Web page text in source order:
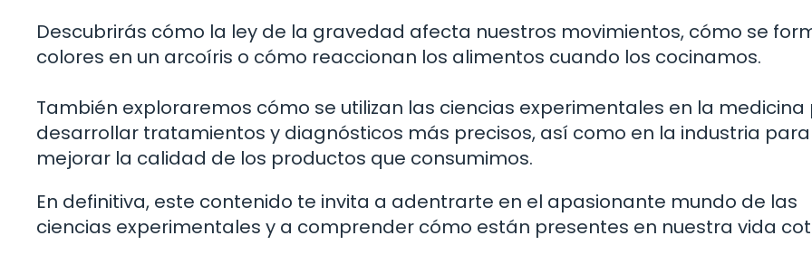
Descubrirás cómo la ley de la gravedad afecta nuestros movimientos, cómo se
colores en un arcoíris o cómo reaccionan los alimentos cuando los cocinamos.
También exploraremos cómo se utilizan las ciencias experimentales en la
desarrollar tratamientos y diagnósticos más precisos, así como en la industria para
mejorar la calidad de los productos que consumimos.
En definitiva, este contenido te invita a adentrarte en el apasionante mundo de las
ciencias experimentales y a comprender cómo están presentes en nuestra vida